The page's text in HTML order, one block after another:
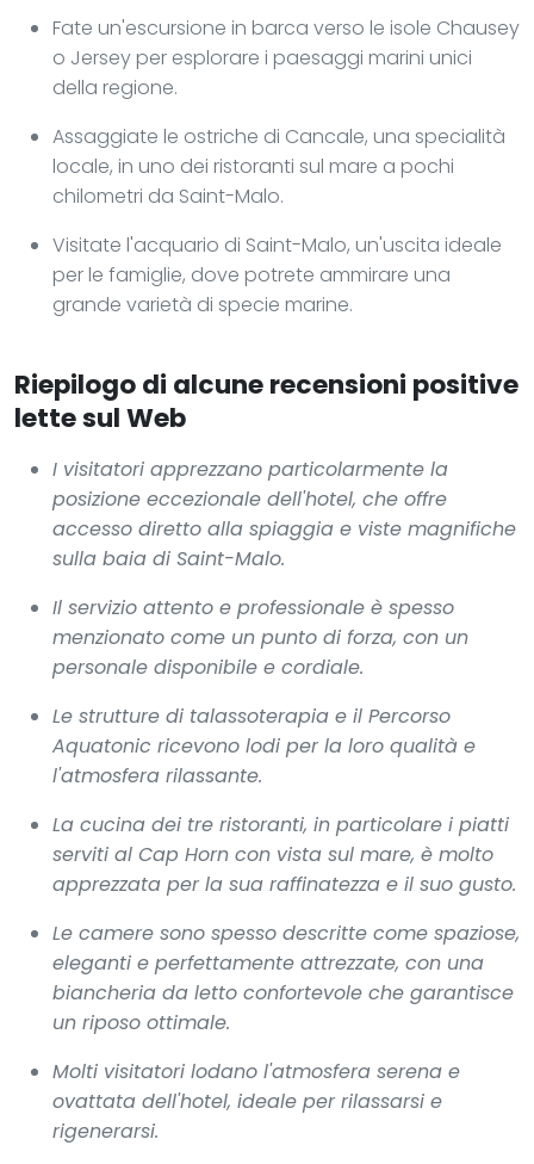
Fate un'escursione in barca verso le isole Chausey
o Jersey per esplorare i paesaggi marini unici
della regione.
Assaggiate le ostriche di Cancale, una specialità
locale, in uno dei ristoranti sul mare a pochi
chilometri da Saint-Malo.
Visitate l'acquario di Saint-Malo, un'uscita ideale
per le famiglie, dove potrete ammirare una
grande varietà di specie marine.
Riepilogo di alcune recensioni positive
lette sul Web
I visitatori apprezzano particolarmente la
posizione eccezionale dell'hotel, che offre
accesso diretto alla spiaggia e viste magnifiche
sulla baia di Saint-Malo.
Il servizio attento e professionale è spesso
menzionato come un punto di forza, con un
personale disponibile e cordiale.
Le strutture di talassoterapia e il Percorso
Aquatonic ricevono lodi per la loro qualità e
l'atmosfera rilassante.
La cucina dei tre ristoranti, in particolare i piatti
serviti al Cap Horn con vista sul mare, è molto
apprezzata per la sua raffinatezza e il suo gusto.
Le camere sono spesso descritte come spaziose,
eleganti e perfettamente attrezzate, con una
biancheria da letto confortevole che garantisce
un riposo ottimale.
Molti visitatori lodano l'atmosfera serena e
ovattata dell'hotel, ideale per rilassarsi e
rigenerarsi.